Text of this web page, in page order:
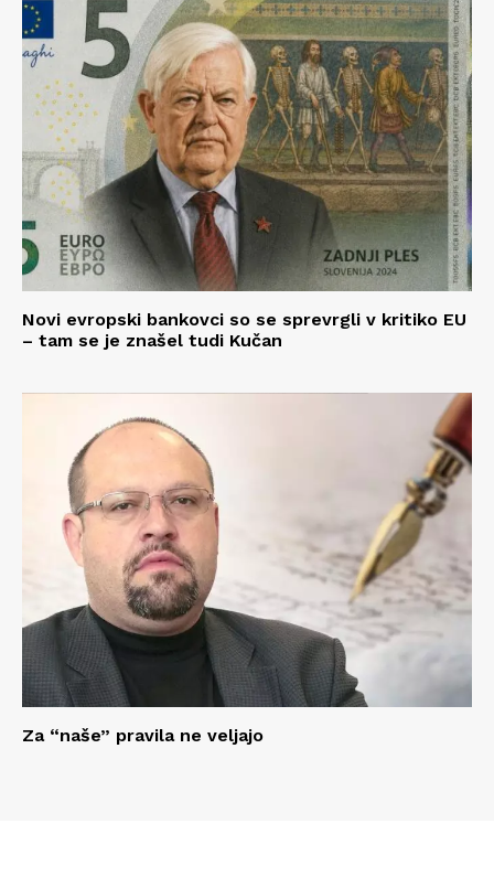
Novi evropski bankovci so se sprevrgli v kritiko EU
– tam se je znašel tudi Kučan
Za “naše” pravila ne veljajo